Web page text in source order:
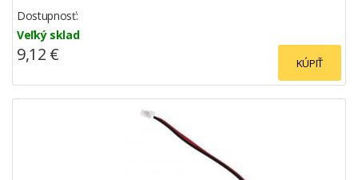
Dostupnosť:
Veľký sklad
KÚPIŤ
9,12 €